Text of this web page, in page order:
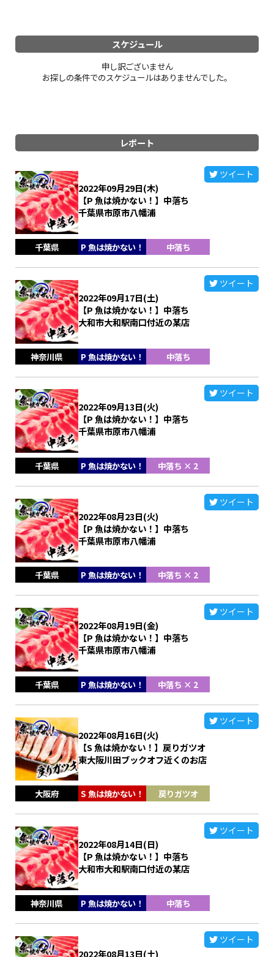
スケジュール
申し訳ございません
お探しの条件でのスケジュールはありませんでした。
レポート
2022年09月29日(木)
【P 魚は焼かない！】中落ち
千葉県市原市八幡浦
千葉県 P 魚は焼かない！ 中落ち
ツイート
2022年09月17日(土)
【P 魚は焼かない！】中落ち
大和市大和駅南口付近の某店
神奈川県 P 魚は焼かない！ 中落ち
ツイート
2022年09月13日(火)
【P 魚は焼かない！】中落ち
千葉県市原市八幡浦
千葉県 P 魚は焼かない！ 中落ち × 2
ツイート
2022年08月23日(火)
【P 魚は焼かない！】中落ち
千葉県市原市八幡浦
千葉県 P 魚は焼かない！ 中落ち × 2
ツイート
2022年08月19日(金)
【P 魚は焼かない！】中落ち
千葉県市原市八幡浦
千葉県 P 魚は焼かない！ 中落ち × 2
ツイート
2022年08月16日(火)
【S 魚は焼かない！】戻りガツオ
東大阪川田ブックオフ近くのお店
大阪府 S 魚は焼かない！ 戻りガツオ
ツイート
2022年08月14日(日)
【P 魚は焼かない！】中落ち
大和市大和駅南口付近の某店
神奈川県 P 魚は焼かない！ 中落ち
ツイート
2022年08月13日(土)
ツイート